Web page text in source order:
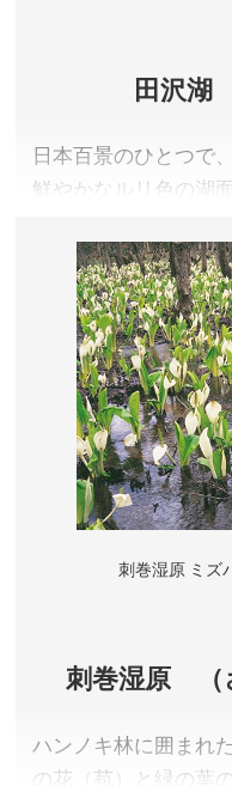
田沢湖
日本百景のひとつで
鮮やかなルリ色の湖
します。伝説の美少
に輝く「たつこ像」
です。
秋田県仙北市
アクセス／田沢湖駅
15分、終点より徒歩
所在地／田沢湖潟字
お問い合わせ／
センター「フォレイ
刺巻湿原 ミズ
刺巻湿原 （
ハンノキ林に囲まれ
の花（苞）と緑の葉